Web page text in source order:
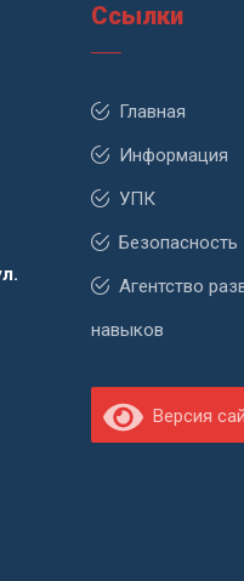
Ссылки
Главная
Информация
УПК
Безопасность
Агентство
навыков
Версия